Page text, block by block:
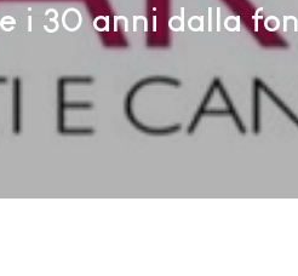
i 30 anni dalla